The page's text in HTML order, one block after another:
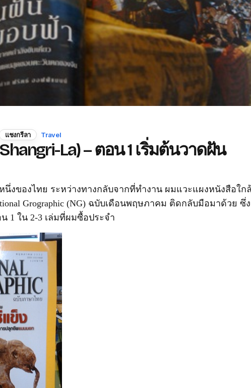
แชงกรีลา Travel
La) – ตอน 1 เริ่มต้นวาดฝัน
งของไทย ระหว่างทางกลับจากที่ทำงาน ผมแวะแผงหนังสือใก
Grographic (NG) ฉบับเดือนพฤษภาคม ติดกลับมือมาด้วย ซึ่
1 ใน 2-3 เล่มที่ผมซื้อประจำ